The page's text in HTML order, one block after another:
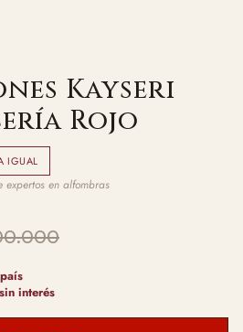
Kayseri
Rojo
IGUAL
expertos en alfombras
interés